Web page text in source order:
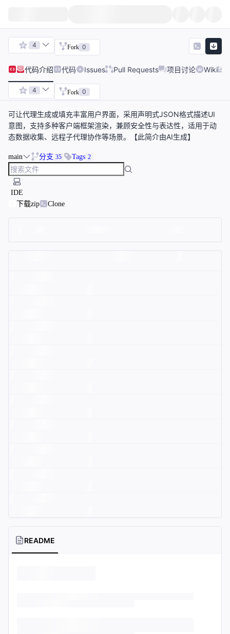
4 Fork 0
代码介绍 代码 Issues Pull Requests 项目讨论 Wiki
4 Fork 0
可让代理生成或填充丰富用户界面，采用声明式JSON格式描述UI
意图，支持多种客户端框架渲染，兼顾安全性与表达性，适用于动
态数据收集、远程子代理协作等场景。【此简介由AI生成】
main 分支 35 Tags 2
IDE
下载zip
Clone
README